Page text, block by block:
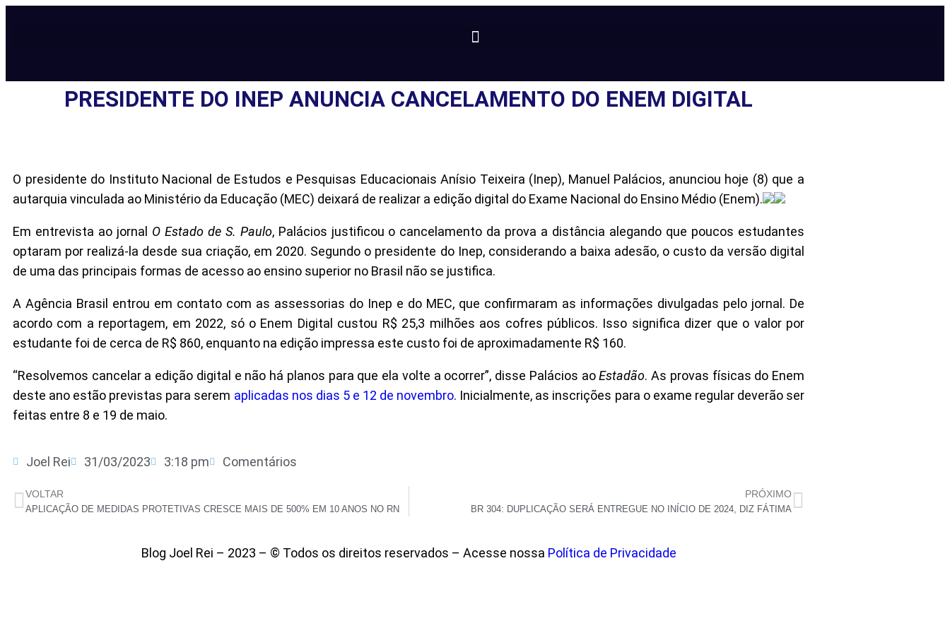
PRESIDENTE DO INEP ANUNCIA CANCELAMENTO DO ENEM DIGITAL
O presidente do Instituto Nacional de Estudos e Pesquisas Educacionais Anísio Teixeira (Inep), Manuel Palácios, anunciou hoje (8) que a
autarquia vinculada ao Ministério da Educação (MEC) deixará de realizar a edição digital do Exame Nacional do Ensino Médio (Enem).
Em entrevista ao jornal O Estado de S. Paulo, Palácios justificou o cancelamento da prova a distância alegando que poucos estudantes
optaram por realizá-la desde sua criação, em 2020. Segundo o presidente do Inep, considerando a baixa adesão, o custo da versão digital
de uma das principais formas de acesso ao ensino superior no Brasil não se justifica.
A Agência Brasil entrou em contato com as assessorias do Inep e do MEC, que confirmaram as informações divulgadas pelo jornal. De
acordo com a reportagem, em 2022, só o Enem Digital custou R$ 25,3 milhões aos cofres públicos. Isso significa dizer que o valor por
estudante foi de cerca de R$ 860, enquanto na edição impressa este custo foi de aproximadamente R$ 160.
“Resolvemos cancelar a edição digital e não há planos para que ela volte a ocorrer”, disse Palácios aoEstadão. As provas físicas do Enem
deste ano estão previstas para serem aplicadas nos dias 5 e 12 de novembro. Inicialmente, as inscrições para o exame regular deverão ser
feitas entre 8 e 19 de maio.
Joel Rei 31/03/2023 3:18 pm Comentários
VOLTAR
APLICAÇÃO DE MEDIDAS PROTETIVAS CRESCE MAIS DE 500% EM 10 ANOS NO RN
PRÓXIMO
BR 304: DUPLICAÇÃO SERÁ ENTREGUE NO INÍCIO DE 2024, DIZ FÁTIMA
Blog Joel Rei – 2023 – © Todos os direitos reservados – Acesse nossa Política de Privacidade